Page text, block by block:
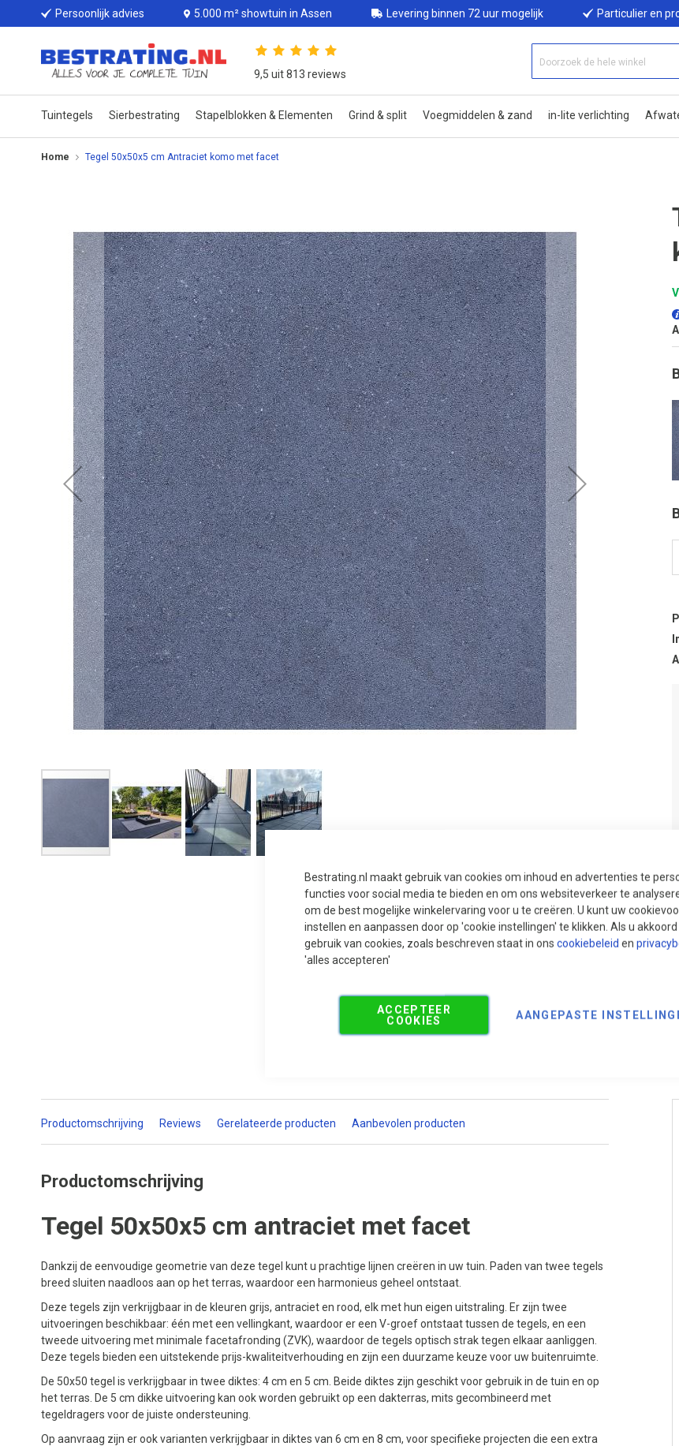
Bestrating.nl maakt gebruik van cookies om inhoud en advertenties te
functies voor social media te bieden en om ons websiteverkeer te
om de best mogelijke winkelervaring voor u te creëren. U kunt uw
instellen en aanpassen door op 'cookie instellingen' te klikken. Als u
gebruik van cookies, zoals beschreven staat in ons cookiebeleid en
'alles accepteren'
ACCEPTEER
COOKIES
AANGEPASTE
Persoonlijk advies 5.000 m² showtuin in Assen Levering binnen 72 uur mogelijk Particulier en
9,5 uit 813 reviews
Tuintegels Sierbestrating Stapelblokken & Elementen Grind & split Voegmiddelen & zand in-lite verlichting
Home Tegel 50x50x5 cm Antraciet komo met facet
afbeeldingen-
Productomschrijving Reviews Gerelateerde producten Aanbevolen producten
Productomschrijving
Tegel 50x50x5 cm antraciet met facet
Dankzij de eenvoudige geometrie van deze tegel kunt u prachtige lijnen creëren in uw tuin. Paden van twee tegels
breed sluiten naadloos aan op het terras, waardoor een harmonieus geheel ontstaat.
Deze tegels zijn verkrijgbaar in de kleuren grijs, antraciet en rood, elk met hun eigen uitstraling. Er zijn twee
uitvoeringen beschikbaar: één met een vellingkant, waardoor er een V-groef ontstaat tussen de tegels, en een
tweede uitvoering met minimale facetafronding (ZVK), waardoor de tegels optisch strak tegen elkaar aanliggen.
Deze tegels bieden een uitstekende prijs-kwaliteitverhouding en zijn een duurzame keuze voor uw buitenruimte.
De 50x50 tegel is verkrijgbaar in twee diktes: 4 cm en 5 cm. Beide diktes zijn geschikt voor gebruik in de tuin en op
het terras. De 5 cm dikke uitvoering kan ook worden gebruikt op een dakterras, mits gecombineerd met
tegeldragers voor de juiste ondersteuning.
Op aanvraag zijn er ook varianten verkrijgbaar in diktes van 6 cm en 8 cm, voor specifieke projecten die een extra